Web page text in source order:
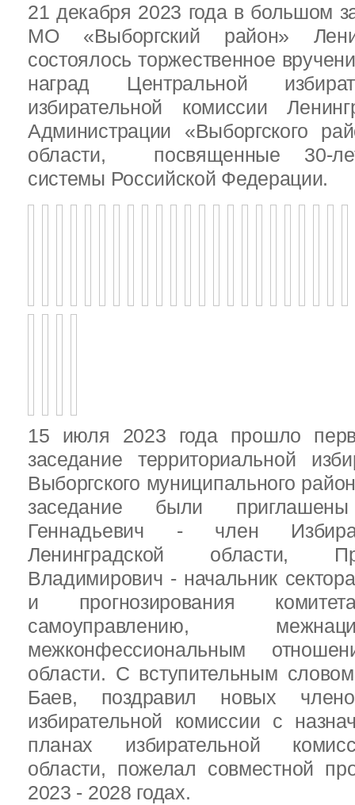
21 декабря 2023 года в большом
МО «Выборгский район»
состоялось торжественное
наград Центральной
избирательной комиссии
Администрации «Выборгского
области, посвященные 30-
системы Российской Федерации.
15 июля 2023 года прошло
заседание территориальной
Выборгского муниципального
заседание были
Геннадьевич - член
Ленинградской области,
Владимирович - начальник
и прогнозирования
самоуправлению,
межконфессиональным
области. С вступительным
Баев, поздравил новых
избирательной комиссии с
планах избирательной
области, пожелал совместной
2023 - 2028 годах.